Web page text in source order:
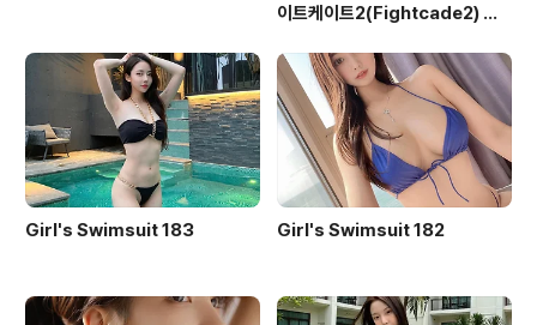
이트케이트2(Fightcade2) 설
Girl's Swimsuit 183 Girl's Swimsuit 182